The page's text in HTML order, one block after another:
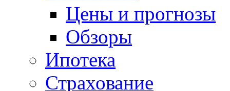
Цены и прогнозы
Обзоры
Ипотека
Страхование